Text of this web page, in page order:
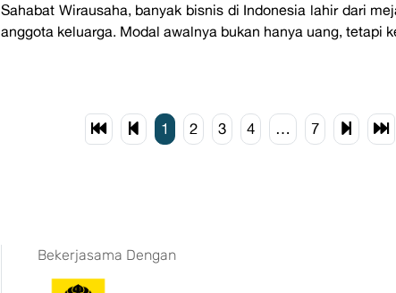
Sahabat Wirausaha, banyak bisnis di Indonesia lahir dari
anggota keluarga. Modal awalnya bukan hanya uang, tetapi
1 2 3 4 … 7
Bekerjasama Dengan